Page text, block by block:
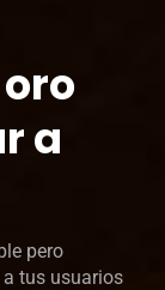
a
pero
tus usuarios